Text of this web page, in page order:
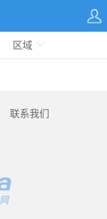
区域
联系我们